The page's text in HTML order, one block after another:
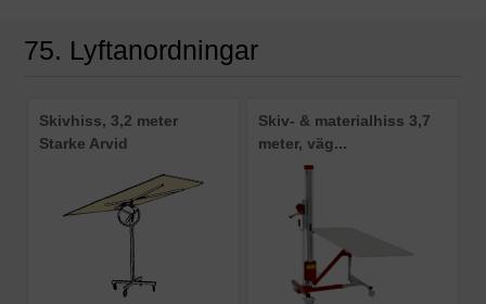
75. Lyftanordningar
Skivhiss, 3,2 meter
Starke Arvid
Skiv- & materialhiss 3,7
meter, väg...